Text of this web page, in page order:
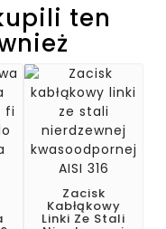
ten
Zacisk
Kabłąkowy
Linki Ze Stali